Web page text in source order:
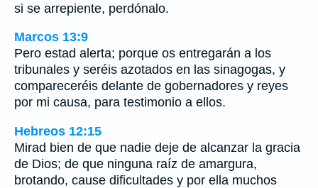
si se arrepiente, perdónalo.
Marcos 13:9
Pero estad alerta; porque os entregarán a los
tribunales y seréis azotados en las sinagogas, y
compareceréis delante de gobernadores y reyes
por mi causa, para testimonio a ellos.
Hebreos 12:15
Mirad bien de que nadie deje de alcanzar la gracia
de Dios; de que ninguna raíz de amargura,
brotando, cause dificultades y por ella muchos